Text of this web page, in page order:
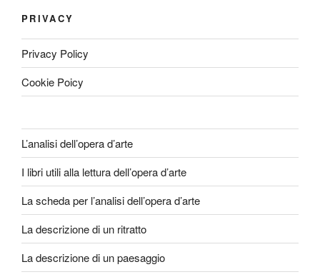
PRIVACY
Privacy Policy
Cookie Poicy
L’analisi dell’opera d’arte
I libri utili alla lettura dell’opera d’arte
La scheda per l’analisi dell’opera d’arte
La descrizione di un ritratto
La descrizione di un paesaggio